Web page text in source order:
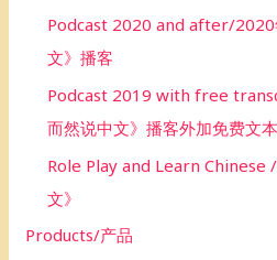
Podcast 2020 and after/2020
文》播客
Podcast 2019 with free
而然说中文》播客外加免费文本
Role Play and Learn Chinese
文》
Products/产品